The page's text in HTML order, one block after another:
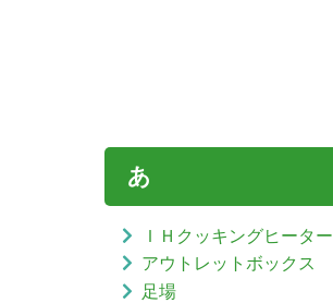
あ
ＩＨクッキングヒーター
アウトレットボックス
足場